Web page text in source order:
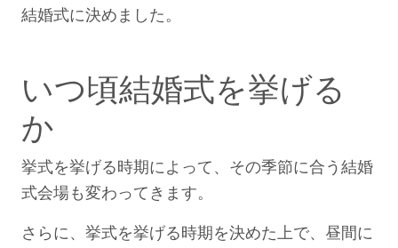
結婚式に決めました。
いつ頃結婚式を挙げる
か
挙式を挙げる時期によって、その季節に合う結婚
式会場も変わってきます。
さらに、挙式を挙げる時期を決めた上で、昼間に